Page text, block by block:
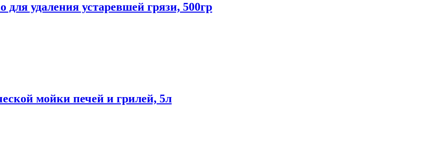
удаления устаревшей грязи, 500гр
мойки печей и грилей, 5л